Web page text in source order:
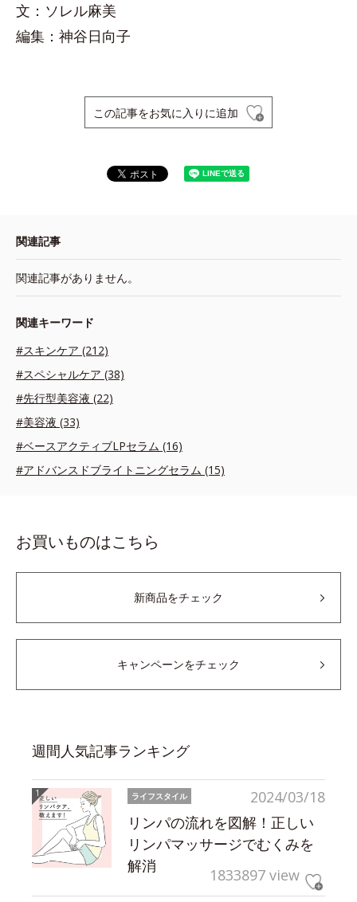
文：ソレル麻美
編集：神谷日向子
この記事をお気に入りに追加
関連記事
関連記事がありません。
関連キーワード
#スキンケア (212)
#スペシャルケア (38)
#先行型美容液 (22)
#美容液 (33)
#ベースアクティブLPセラム (16)
#アドバンスドブライトニングセラム (15)
お買いものはこちら
新商品をチェック
キャンペーンをチェック
週間人気記事ランキング
2024/03/18
ライフスタイル
リンパの流れを図解！正しい
リンパマッサージでむくみを
解消
1833897 view